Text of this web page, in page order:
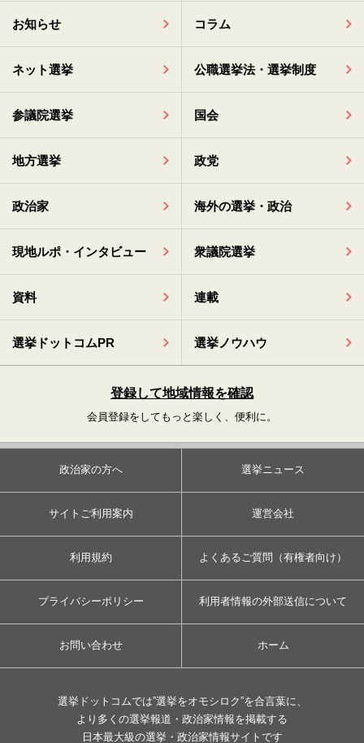
お知らせ コラム
ネット選挙 公職選挙法・選挙制度
参議院選挙 国会
地方選挙 政党
政治家 海外の選挙・政治
現地ルポ・インタビュー 衆議院選挙
資料 連載
選挙ドットコムPR 選挙ノウハウ
登録して地域情報を確認
会員登録をしてもっと楽しく、便利に。
政治家の方へ 選挙ニュース
サイトご利用案内 運営会社
利用規約 よくあるご質問（有権者向け）
プライバシーポリシー 利用者情報の外部送信について
お問い合わせ ホーム
選挙ドットコムでは”選挙をオモシロク”を合言葉に、
より多くの選挙報道・政治家情報を掲載する
日本最大級の選挙・政治家情報サイトです